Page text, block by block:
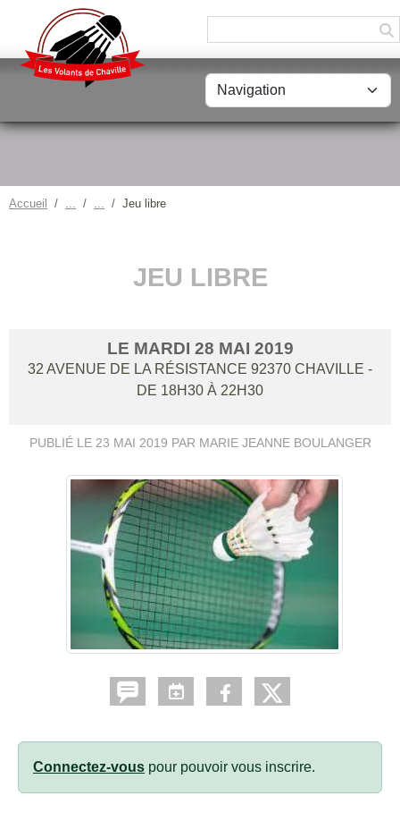
Accueil Jeu libre
JEU LIBRE
LE MARDI 28 MAI 2019
32 AVENUE DE LA RÉSISTANCE 92370 CHAVILLE -
DE 18H30 À 22H30
PUBLIÉ LE 23 MAI 2019 PAR MARIE JEANNE BOULANGER
Connectez-vous pour pouvoir vous inscrire.
Panneau de gestion des cookies